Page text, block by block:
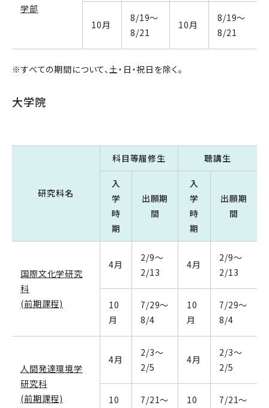
学部
10月
8/19～
8/21
10月
8/19～
8/21
※すべての期間について、土・日・祝日を除く。
大学院
研究科名
科目等履修生 聴講生
入
学
時
期
出願期
間
入
学
時
期
出願期
間
国際文化学研究
科
(前期課程)
4月
2/9～
2/13
4月
2/9～
2/13
10
月
7/29～
8/4
10
月
7/29～
8/4
人間発達環境学
研究科
(前期課程)
4月
2/3～
2/5
4月
2/3～
2/5
10 7/21～ 10 7/21～